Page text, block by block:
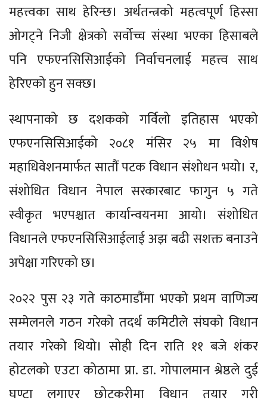
महत्त्वका साथ हेरिन्छ। अर्थतन्त्रको महत्वपूर्ण हिस्सा
ओगट्ने निजी क्षेत्रको सर्वोच्च संस्था भएका हिसाबले
पनि एफएनसिसिआईको निर्वाचनलाई महत्त्व साथ
हेरिएको हुन सक्छ।
स्थापनाको छ दशकको गर्विलो इतिहास भएको
एफएनसिसिआईको २०८१ मंसिर २५ मा विशेष
महाधिवेशनमार्फत सातौं पटक विधान संशोधन भयो। र,
संशोधित विधान नेपाल सरकारबाट फागुन ५ गते
स्वीकृत भएपश्चात कार्यान्वयनमा आयो। संशोधित
विधानले एफएनसिसिआईलाई अझ बढी सशक्त बनाउने
अपेक्षा गरिएको छ।
२०२२ पुस २३ गते काठमाडौंमा भएको प्रथम वाणिज्य
सम्मेलनले गठन गरेको तदर्थ कमिटीले संघको विधान
तयार गरेको थियो। सोही दिन राति ११ बजे शंकर
होटलको एउटा कोठामा प्रा. डा. गोपालमान श्रेष्ठले दुई
घण्टा लगाएर छोटकरीमा विधान तयार गरी